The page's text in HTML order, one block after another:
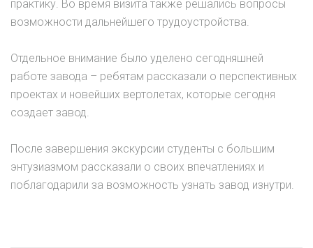
практику. Во время визита также решались вопросы
возможности дальнейшего трудоустройства.
Отдельное внимание было уделено сегодняшней
работе завода – ребятам рассказали о перспективных
проектах и новейших вертолетах, которые сегодня
создает завод.
После завершения экскурсии студенты с большим
энтузиазмом рассказали о своих впечатлениях и
поблагодарили за возможность узнать завод изнутри.